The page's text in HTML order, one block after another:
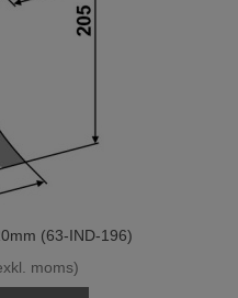
(63-IND-196)
moms)